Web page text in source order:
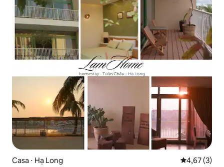
Casa ⋅ Hạ Long 4,67 de
4,67 (3)